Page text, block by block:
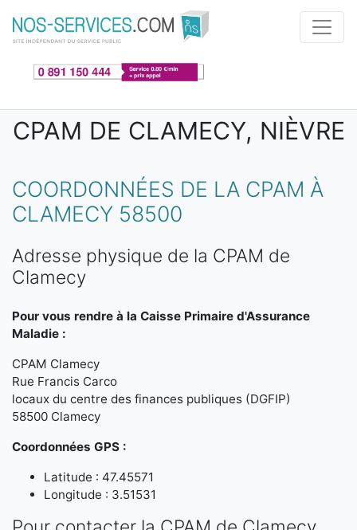
Aller au contenu principal
CPAM DE CLAMECY, NIÈVRE
COORDONNÉES DE LA CPAM À
CLAMECY 58500
Adresse physique de la CPAM de
Clamecy
Pour vous rendre à la Caisse Primaire d'Assurance
Maladie :
CPAM Clamecy
Rue Francis Carco
locaux du centre des finances publiques (DGFIP)
58500 Clamecy
Coordonnées GPS :
Latitude : 47.45571
Longitude : 3.51531